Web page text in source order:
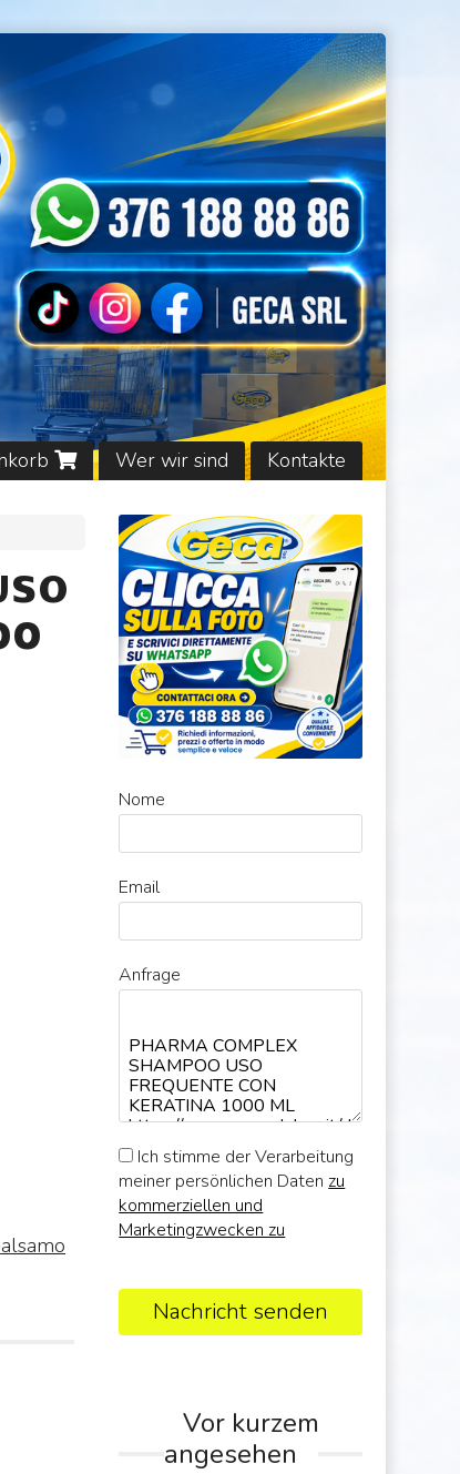
Wer wir sind Kontakte
Nome
Email
Anfrage
Ich stimme der Verarbeitung
meiner persönlichen Daten zu
kommerziellen und
Marketingzwecken zu
Nachricht senden
Vor kurzem
angesehen